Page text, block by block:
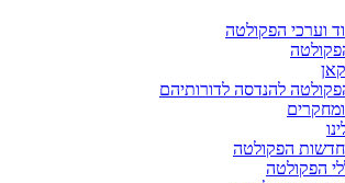
וערכי הפקולטה
להנדסה לדורותיהם
חדשות הפקולטה
הפקולטה